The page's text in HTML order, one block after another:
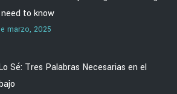
to know
marzo, 2025
Sé: Tres Palabras Necesarias en el